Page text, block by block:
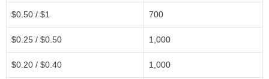
$0.50 / $1 700
$0.25 / $0.50 1,000
$0.20 / $0.40 1,000